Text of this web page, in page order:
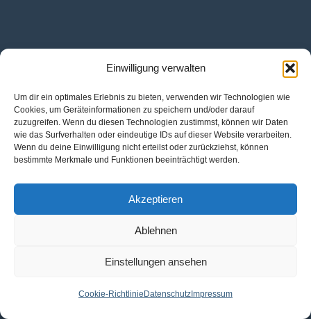
Einwilligung verwalten
Um dir ein optimales Erlebnis zu bieten, verwenden wir Technologien wie
Cookies, um Geräteinformationen zu speichern und/oder darauf
zuzugreifen. Wenn du diesen Technologien zustimmst, können wir Daten
wie das Surfverhalten oder eindeutige IDs auf dieser Website verarbeiten.
Wenn du deine Einwilligung nicht erteilst oder zurückziehst, können
bestimmte Merkmale und Funktionen beeinträchtigt werden.
Akzeptieren
Ablehnen
Einstellungen ansehen
Cookie-Richtlinie Datenschutz Impressum